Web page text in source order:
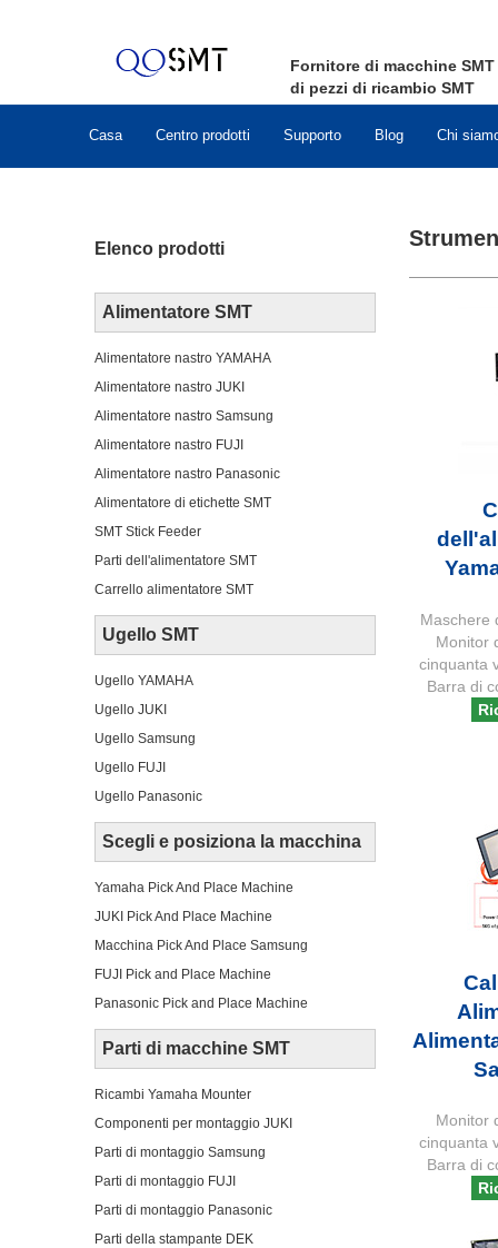
Fornitore di macchine SMT
di pezzi di ricambio SMT
Casa Centro prodotti Supporto Blog Chi
Elenco prodotti
Alimentatore SMT
Alimentatore nastro YAMAHA
Alimentatore nastro JUKI
Alimentatore nastro Samsung
Alimentatore nastro FUJI
Alimentatore nastro Panasonic
Alimentatore di etichette SMT
SMT Stick Feeder
Parti dell'alimentatore SMT
Carrello alimentatore SMT
Ugello SMT
Ugello YAMAHA
Ugello JUKI
Ugello Samsung
Ugello FUJI
Ugello Panasonic
Scegli e posiziona la macchina
Yamaha Pick And Place Machine
JUKI Pick And Place Machine
Macchina Pick And Place Samsung
FUJI Pick and Place Machine
Panasonic Pick and Place Machine
Parti di macchine SMT
Ricambi Yamaha Mounter
Componenti per montaggio JUKI
Parti di montaggio Samsung
Parti di montaggio FUJI
Parti di montaggio Panasonic
Parti della stampante DEK
Maschere
Monitor
cinquanta
Barra di
Monitor
cinquanta
Barra di